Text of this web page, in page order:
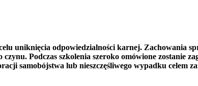
uniknięcia odpowiedzialności karnej. Zachowania
Podczas szkolenia szeroko omówione zostanie
samobójstwa lub nieszczęśliwego wypadku celem